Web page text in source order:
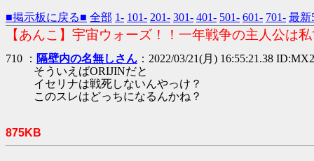
■掲示板に戻る■ 全部 1- 101- 201- 301- 401- 501- 601- 701- 最新
【あんこ】宇宙ウォーズ！！一年戦争の主人公は
710 ： 隔壁内の名無しさん ：2022/03/21(月) 16:55:21.38
そういえばORIJINだと
イセリナは戦死しないんやっけ？
このスレはどっちになるんかね？
875KB